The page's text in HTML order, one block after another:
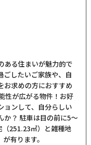
ある住まいが魅力的で
ごしたいご家族や、自
お求めの方におすすめ
性が広がる物件！お好
ョンして、自分らしい
か？ 駐車は目の前に5～
251.23㎡）と雑種地
有ります。